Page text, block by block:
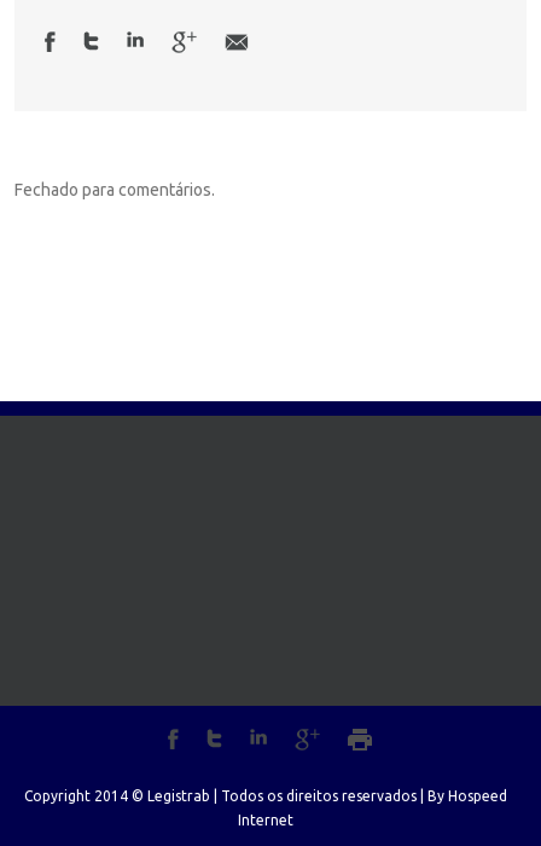
Fechado para comentários.
Copyright 2014 © Legistrab | Todos os direitos reservados | By Hospeed
Internet